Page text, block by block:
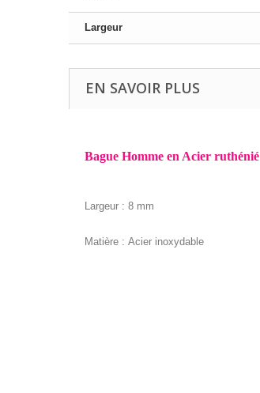
Largeur
EN SAVOIR PLUS
Bague Homme en Acier ruthénié
Largeur : 8 mm
Matière : Acier inoxydable